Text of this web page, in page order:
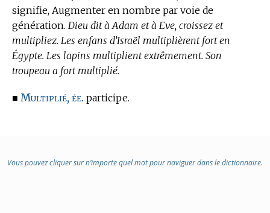
signifie, Augmenter en nombre par voie de
génération. Dieu dit à Adam et à Eve, croissez et
multipliez. Les enfans d’Israël multiplièrent fort en
Égypte. Les lapins multiplient extrêmement. Son
troupeau a fort multiplié.
■ Multiplié, ée. participe.
Vous pouvez cliquer sur n’importe quel mot pour naviguer dans le dictionnaire.